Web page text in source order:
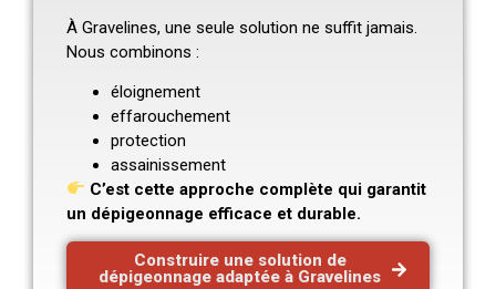
À Gravelines, une seule solution ne suffit jamais.
Nous combinons :
éloignement
effarouchement
protection
assainissement
C’est cette approche complète qui garantit
un dépigeonnage efficace et durable.
Construire une solution de
dépigeonnage adaptée à Gravelines